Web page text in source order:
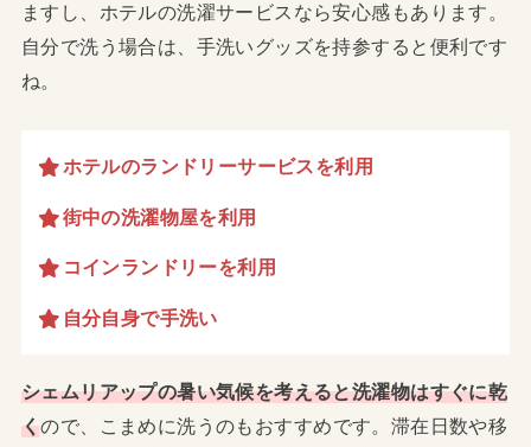
ますし、ホテルの洗濯サービスなら安心感もあります。
自分で洗う場合は、手洗いグッズを持参すると便利です
ね。
ホテルのランドリーサービスを利用
街中の洗濯物屋を利用
コインランドリーを利用
自分自身で手洗い
シェムリアップの暑い気候を考えると洗濯物はすぐに乾
くので、こまめに洗うのもおすすめです。滞在日数や移